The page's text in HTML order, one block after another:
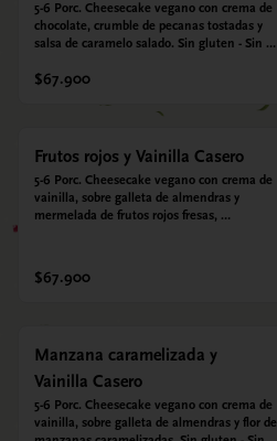
5-6 Porc. Cheesecake vegano con crema de
chocolate, crumble de pecanas tostadas y
salsa de caramelo salado. Sin gluten - Sin
$67.900
Frutos rojos y Vainilla Casero
5-6 Porc. Cheesecake vegano con crema de
vainilla, sobre galleta de almendras y
mermelada de frutos rojos fresas,
$67.900
Manzana caramelizada y
Vainilla Casero
5-6 Porc. Cheesecake vegano con crema de
vainilla, sobre galleta de almendras y flor de